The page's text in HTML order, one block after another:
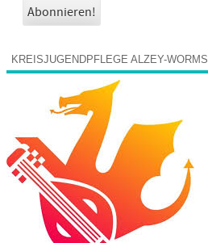
KREISJUGENDPFLEGE ALZEY-WORMS